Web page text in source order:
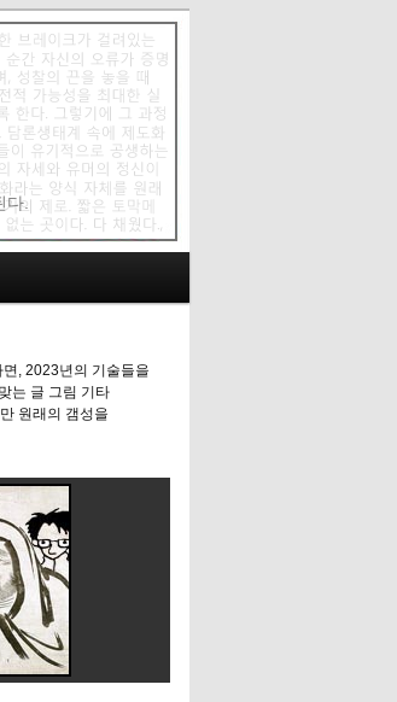
다.
, 2023년의 기술들을
는 글 그림 기타
원래의 갬성을